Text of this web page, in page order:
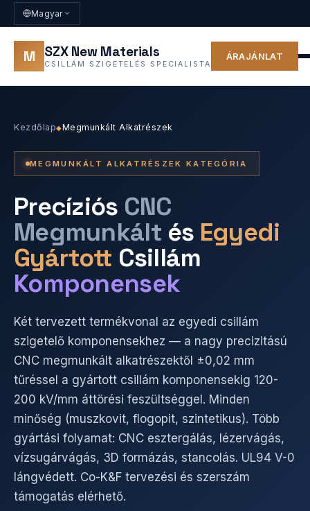
Magyar
M SZX New Materials
CSILLÁM SZIGETELÉS SPECIALISTA
ÁRAJÁNLAT
Kezdőlap◆Megmunkált Alkatrészek
MEGMUNKÁLT ALKATRÉSZEK KATEGÓRIA
Precíziós CNC
Megmunkált és Egyedi
Gyártott Csillám
Komponensek
Két tervezett termékvonal az egyedi csillám
szigetelő komponensekhez — a nagy precizitású
CNC megmunkált alkatrészektől ±0,02 mm
tűréssel a gyártott csillám komponensekig 120-
200 kV/mm áttörési feszültséggel. Minden
minőség (muszkovit, flogopit, szintetikus). Több
gyártási folyamat: CNC esztergálás, lézervágás,
vízsugárvágás, 3D formázás, stancolás. UL94 V-0
lángvédett. Co-K&F tervezési és szerszám
támogatás elérhető.